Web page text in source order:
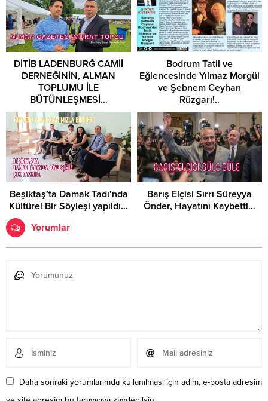
DİTİB LADENBURĞ CAMİİ
DERNEĞİNİN, ALMAN
TOPLUMU İLE
BÜTÜNLEŞMESİ…
Bodrum Tatil ve
Eğlencesinde Yılmaz Morgül
ve Şebnem Ceyhan
Rüzgarı!..
Beşiktaş’ta Damak Tadı’nda
Kültürel Bir Söyleşi yapıldı…
Barış Elçisi Sırrı Süreyya
Önder, Hayatını Kaybetti…
Yorumlar
Daha sonraki yorumlarımda kullanılması için adım, e-posta adresim